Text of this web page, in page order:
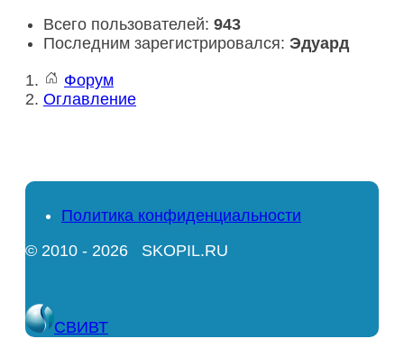
Всего пользователей: 943
Последним зарегистрировался: Эдуард
Форум
Оглавление
Политика конфиденциальности
© 2010 - 2026 SKOPIL.RU
СВИВТ